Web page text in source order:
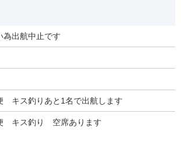
出航中止です
キス釣りあと1名で出航します
キス釣り 空席あります